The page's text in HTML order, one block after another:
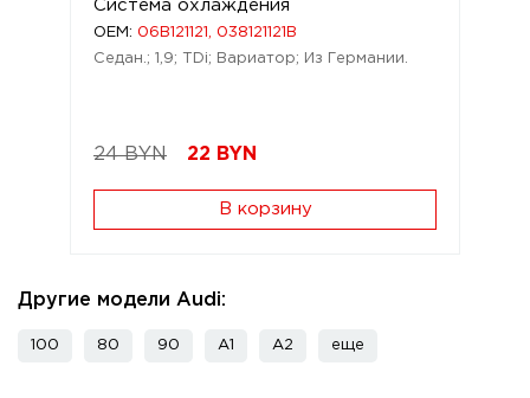
Система охлаждения
OEM: 06B121121, 038121121B
Седан.; 1,9; TDi; Вариатор; Из Германии.
24 BYN 22 BYN
В корзину
Другие модели Audi:
100 80 90 A1 A2 еще